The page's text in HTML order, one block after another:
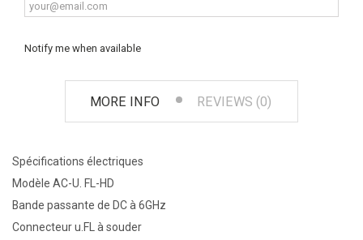
Notify me when available
MORE INFO REVIEWS (0)
Spécifications électriques
Modèle AC-U. FL-HD
Bande passante de DC à 6GHz
Connecteur u.FL à souder